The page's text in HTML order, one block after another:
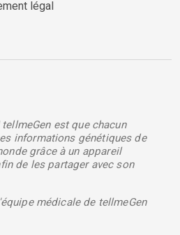
légal
est que chacun
informations génétiques de
grâce à un appareil
de les partager avec son
médicale de tellmeGen